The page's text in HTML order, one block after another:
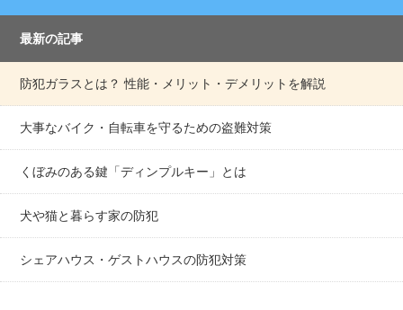
最新の記事
防犯ガラスとは？ 性能・メリット・デメリットを解説
大事なバイク・自転車を守るための盗難対策
くぼみのある鍵「ディンプルキー」とは
犬や猫と暮らす家の防犯
シェアハウス・ゲストハウスの防犯対策